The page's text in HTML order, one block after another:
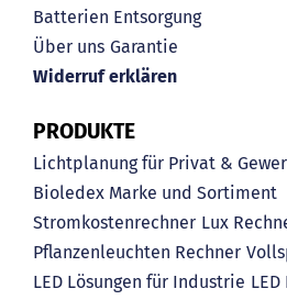
Batterien Entsorgung
Über uns Garantie
Widerruf erklären
PRODUKTE
Lichtplanung für Privat &
Bioledex Marke und Sortiment
Stromkostenrechner Lux
Pflanzenleuchten Rechner
LED Lösungen für Industrie